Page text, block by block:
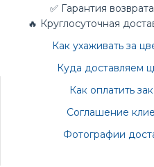
✅ Гарантия
🔥 Круглосуточная
Как ухаживать за
Куда доставляем
Как оплатить
Соглашение
Фотографии